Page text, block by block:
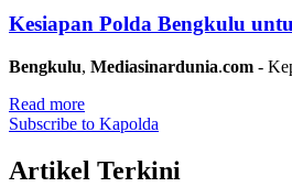
Kesiapan Polda Bengkulu
Bengkulu, Mediasinardunia.com -
Read more
Subscribe to Kapolda
Artikel Terkini